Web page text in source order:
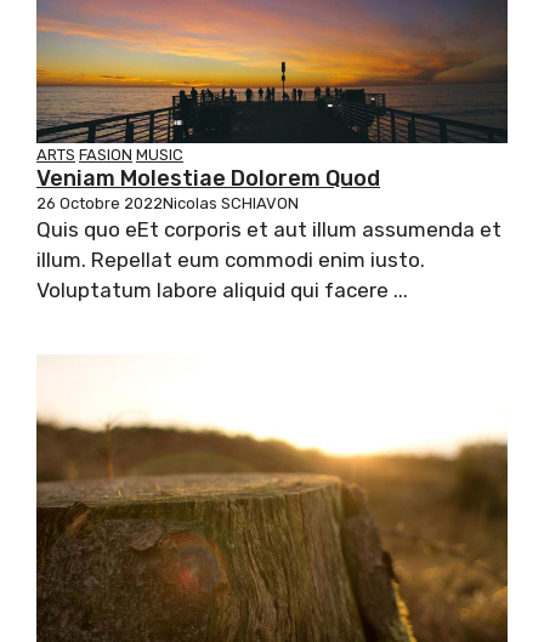
ARTS FASION MUSIC
Veniam Molestiae Dolorem Quod
26 Octobre 2022Nicolas SCHIAVON
Quis quo eEt corporis et aut illum assumenda et
illum. Repellat eum commodi enim iusto.
Voluptatum labore aliquid qui facere ...